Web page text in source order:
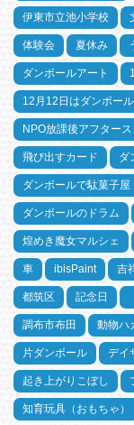
伊東市立池小学校
体験会 夏休み
ダンボールアート
12月12日はダンボー
NPO放課後アフター
飛び出すカード ダ
ダンボールで駄菓子屋
ダンボールのドラム
煌めき魔女マルシェ
車 ibisPaint 吉
都筑区 記念日
調布市布田 動物ハ
片ダンボール デイ
起き上がりこぼし
知育玩具（おもちゃ）